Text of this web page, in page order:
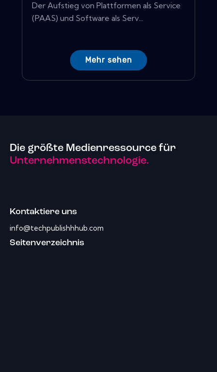
Der Aufstieg von Plattformen als Service
(PAAS) und Software als Serv...
Mehr sehen
Die größte Medienressource für
Unternehmenstechnologie.
Kontaktiere uns
info@techpublishhhub.com
Seitenverzeichnis